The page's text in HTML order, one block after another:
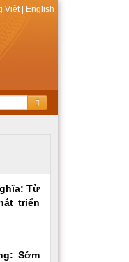
Việt English
Từ
triển
Sớm